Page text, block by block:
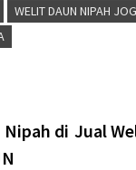
WELIT DAUN NIPAH
di Jual